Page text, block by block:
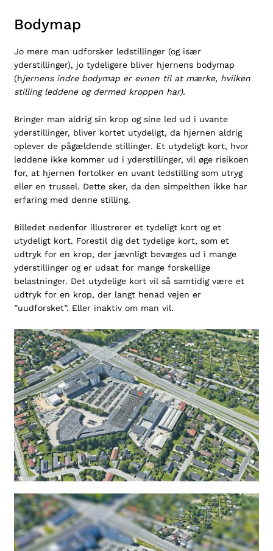
Bodymap
Jo mere man udforsker ledstillinger (og især
yderstillinger), jo tydeligere bliver hjernens bodymap
(hjernens indre bodymap er evnen til at mærke, hvilken
stilling leddene og dermed kroppen har).
Bringer man aldrig sin krop og sine led ud i uvante
yderstillinger, bliver kortet utydeligt, da hjernen aldrig
oplever de pågældende stillinger. Et utydeligt kort, hvor
leddene ikke kommer ud i yderstillinger, vil øge risikoen
for, at hjernen fortolker en uvant ledstilling som utryg
eller en trussel. Dette sker, da den simpelthen ikke har
erfaring med denne stilling.
Billedet nedenfor illustrerer et tydeligt kort og et
utydeligt kort. Forestil dig det tydelige kort, som et
udtryk for en krop, der jævnligt bevæges ud i mange
yderstillinger og er udsat for mange forskellige
belastninger. Det utydelige kort vil så samtidig være et
udtryk for en krop, der langt henad vejen er
”uudforsket”. Eller inaktiv om man vil.